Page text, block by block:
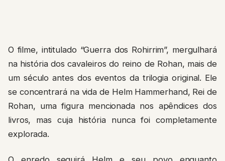
O filme, intitulado “Guerra dos Rohirrim”, mergulhará
na história dos cavaleiros do reino de Rohan, mais de
um século antes dos eventos da trilogia original. Ele
se concentrará na vida de Helm Hammerhand, Rei de
Rohan, uma figura mencionada nos apêndices dos
livros, mas cuja história nunca foi completamente
explorada.